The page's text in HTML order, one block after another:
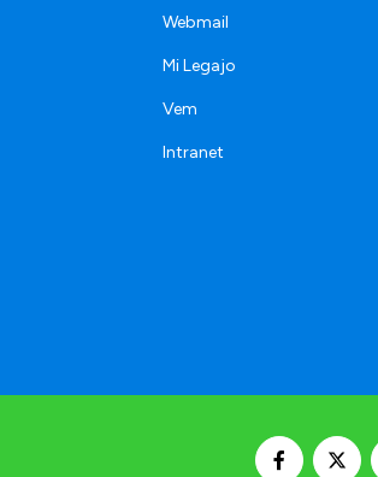
Webmail
Mi Legajo
Vem
Intranet